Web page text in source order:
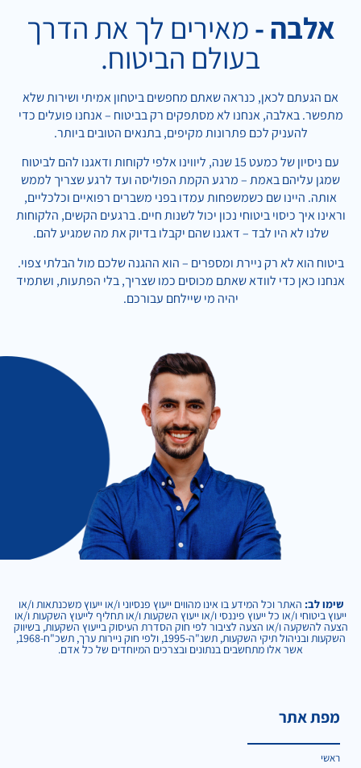
אלבה -מאירים לך את הדרך
בעולם הביטוח.
אם הגעתם לכאן, כנראה שאתם מחפשים ביטחון אמיתי ושירות שלא
מתפשר. באלבה, אנחנו לא מסתפקים רק בביטוח – אנחנו פועלים כדי
להעניק לכם פתרונות מקיפים, בתנאים הטובים ביותר.
עם ניסיון של כמעט 15 שנה, ליווינו אלפי לקוחות ודאגנו להם לביטוח
שמגן עליהם באמת – מרגע הקמת הפוליסה ועד לרגע שצריך לממש
אותה. היינו שם כשמשפחות עמדו בפני משברים רפואיים וכלכליים,
וראינו איך כיסוי ביטוחי נכון יכול לשנות חיים. ברגעים הקשים, הלקוחות
שלנו לא היו לבד – דאגנו שהם יקבלו בדיוק את מה שמגיע להם.
ביטוח הוא לא רק ניירת ומספרים – הוא ההגנה שלכם מול הבלתי צפוי.
אנחנו כאן כדי לוודא שאתם מכוסים כמו שצריך, בלי הפתעות, ושתמיד
יהיה מי שיילחם עבורכם.
שימו לב: האתר וכל המידע בו אינו מהווים ייעוץ פנסיוני ו/או ייעוץ משכנתאות ו/או
ייעוץ ביטוחי ו/או כל ייעוץ פיננסי ו/או ייעוץ השקעות ו/או תחליף לייעוץ השקעות ו/או
הצעה להשקעה ו/או הצעה לציבור לפי חוק הסדרת העיסוק בייעוץ השקעות, בשיווק
השקעות ובניהול תיקי השקעות, תשנ"ה-1995, ולפי חוק ניירות ערך, תשכ"ח-1968,
אשר אלו מתחשבים בנתונים ובצרכים המיוחדים של כל אדם.
מפת אתר
ראשי